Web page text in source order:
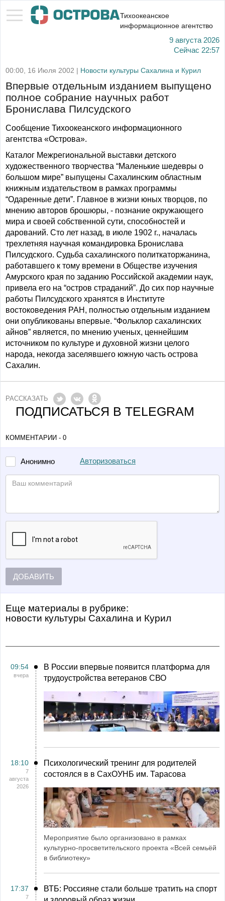
Тихоокеанское
информационное агентство
9 августа 2026
Сейчас 22:57
00:00, 16 Июля 2002 | Новости культуры Сахалина и Курил
Впервые отдельным изданием выпущено
полное собрание научных работ
Бронислава Пилсудского
Сообщение Тихоокеанского информационного
агентства «Острова».
Каталог Межрегиональной выставки детского
художественного творчества “Маленькие шедевры о
большом мире” выпущены Сахалинским областным
книжным издательством в рамках программы
“Одаренные дети”. Главное в жизни юных творцов, по
мнению авторов брошюры, - познание окружающего
мира и своей собственной сути, способностей и
дарований. Сто лет назад, в июле 1902 г., началась
трехлетняя научная командировка Бронислава
Пилсудского. Судьба сахалинского политкаторжанина,
работавшего к тому времени в Обществе изучения
Амурского края по заданию Российской академии наук,
привела его на “остров страданий”. До сих пор научные
работы Пилсудского хранятся в Институте
востоковедения РАН, полностью отдельным изданием
они опубликованы впервые. “Фольклор сахалинских
айнов” является, по мнению ученых, ценнейшим
источником по культуре и духовной жизни целого
народа, некогда заселявшего южную часть острова
Сахалин.
РАССКАЗАТЬ
ПОДПИСАТЬСЯ В TELEGRAM
КОММЕНТАРИИ - 0
Анонимно Авторизоваться
ДОБАВИТЬ
Еще материалы в рубрике:
Новости культуры Сахалина и Курил
09:54
вчера
В России впервые появится платформа для
трудоустройства ветеранов СВО
18:10
7
августа
2026
Психологический тренинг для родителей
состоялся в в СахОУНБ им. Тарасова
Мероприятие было организовано в рамках
культурно-просветительского проекта «Всей семьёй
в библиотеку»
17:37
7
ВТБ: Россияне стали больше тратить на спорт